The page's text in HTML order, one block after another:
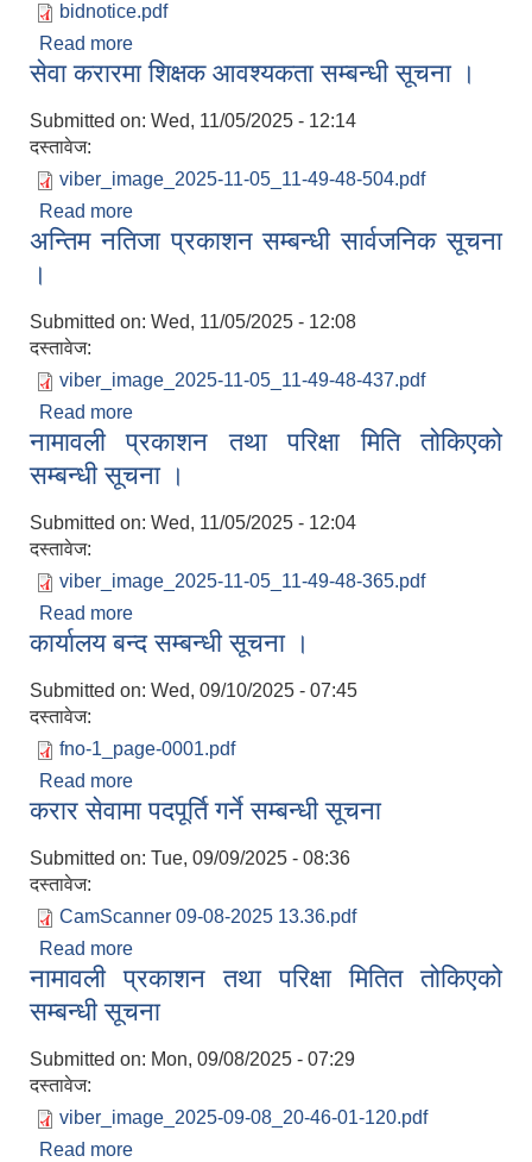
bidnotice.pdf
Read more
सेवा करारमा शिक्षक आवश्यकता सम्बन्धी सूचना ।
Submitted on: Wed, 11/05/2025 - 12:14
दस्तावेज:
viber_image_2025-11-05_11-49-48-504.pdf
Read more
अन्तिम नतिजा प्रकाशन सम्बन्धी सार्वजनिक सूचना
।
Submitted on: Wed, 11/05/2025 - 12:08
दस्तावेज:
viber_image_2025-11-05_11-49-48-437.pdf
Read more
।
नामावली प्रकाशन तथा परिक्षा मिति तोकिएको
सम्बन्धी सूचना ।
Submitted on: Wed, 11/05/2025 - 12:04
दस्तावेज:
viber_image_2025-11-05_11-49-48-365.pdf
Read more
सम्बन्धी सूचना ।
कार्यालय बन्द सम्बन्धी सूचना ।
Submitted on: Wed, 09/10/2025 - 07:45
दस्तावेज:
fno-1_page-0001.pdf
Read more
करार सेवामा पदपूर्ति गर्ने सम्बन्धी सूचना
Submitted on: Tue, 09/09/2025 - 08:36
दस्तावेज:
CamScanner 09-08-2025 13.36.pdf
Read more
नामावली प्रकाशन तथा परिक्षा मितित तोकिएको
सम्बन्धी सूचना
Submitted on: Mon, 09/08/2025 - 07:29
दस्तावेज:
viber_image_2025-09-08_20-46-01-120.pdf
Read more